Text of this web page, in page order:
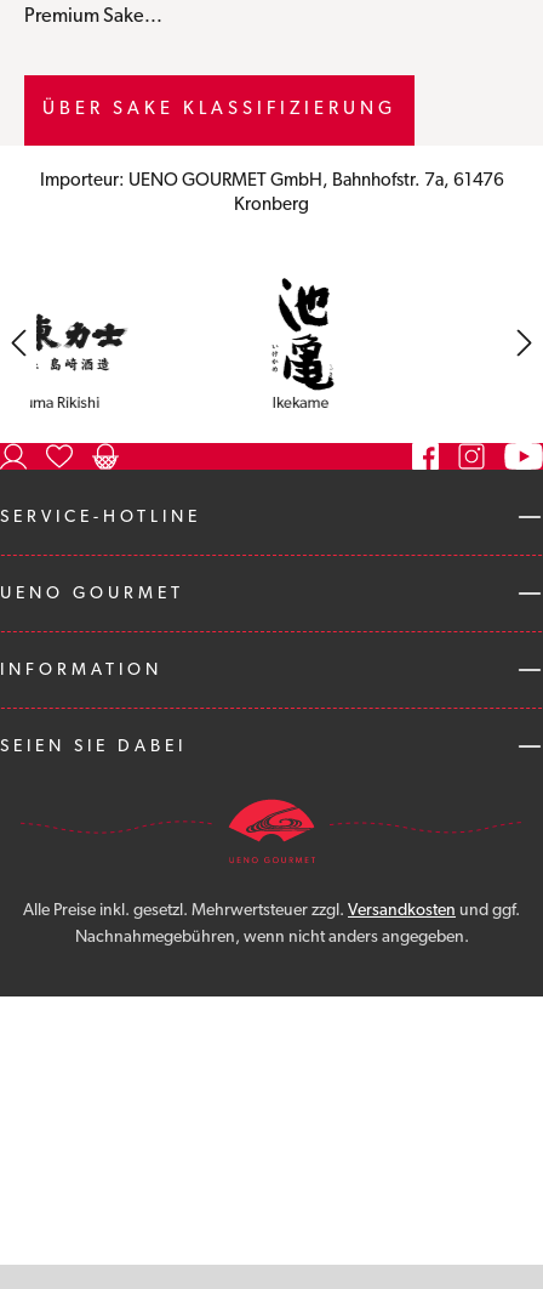
Premium Sake...
ÜBER SAKE KLASSIFIZIERUNG
Importeur: UENO GOURMET GmbH, Bahnhofstr. 7a, 61476
Kronberg
SERVICE-HOTLINE
UENO GOURMET
INFORMATION
SEIEN SIE DABEI
Alle Preise inkl. gesetzl. Mehrwertsteuer zzgl. Versandkosten und ggf.
Nachnahmegebühren, wenn nicht anders angegeben.